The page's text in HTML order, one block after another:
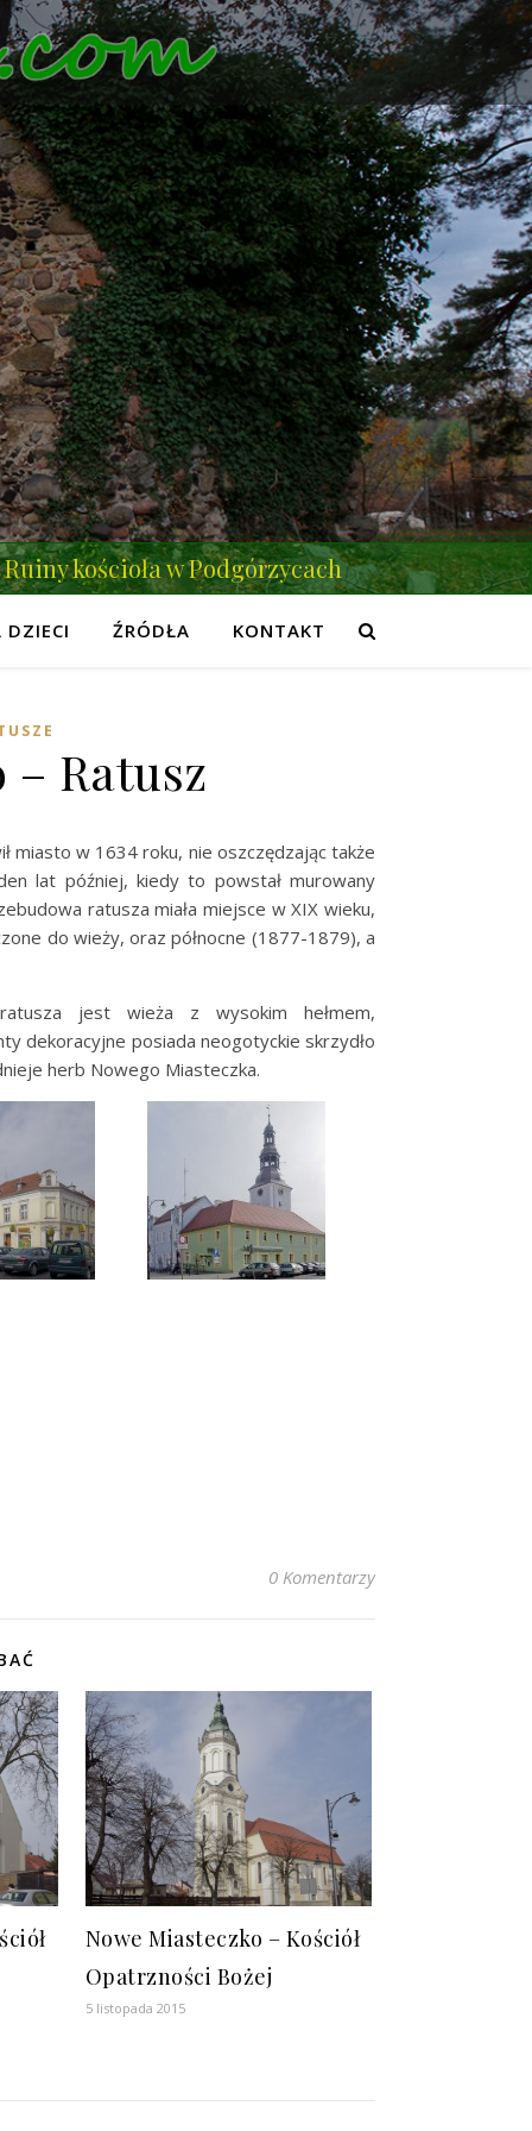
Ruiny kościoła w Podgórzycach
DZIECI ŹRÓDŁA KONTAKT
– Ratusz
miasto w 1634 roku, nie oszczędzając także
lat później, kiedy to powstał murowany
ratusza miała miejsce w XIX wieku,
do wieży, oraz północne (1877-1879), a
jest wieża z wysokim hełmem,
dekoracyjne posiada neogotyckie skrzydło
herb Nowego Miasteczka.
0 Komentarzy
Nowe Miasteczko – Kościół
Opatrzności Bożej
5 listopada 2015